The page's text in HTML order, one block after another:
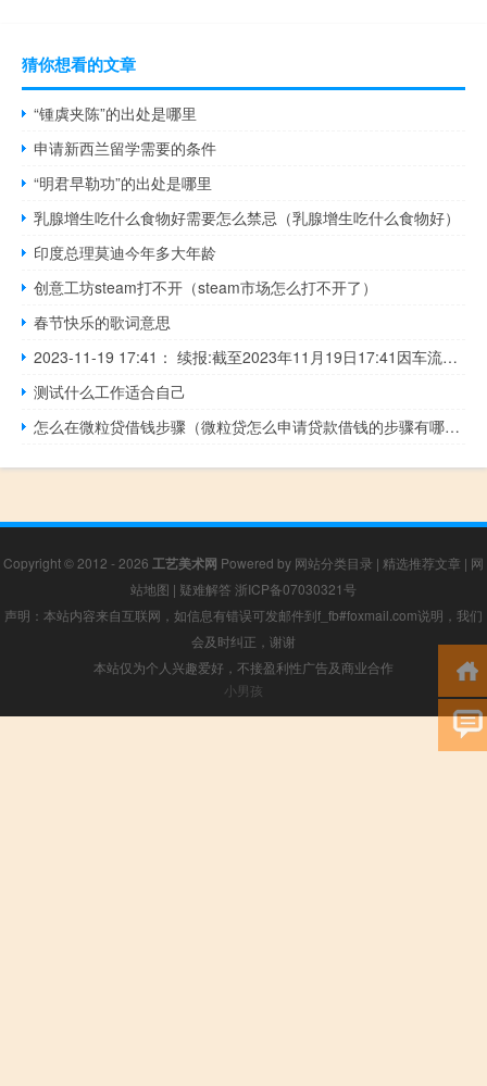
猜你想看的文章
“锺虡夹陈”的出处是哪里
申请新西兰留学需要的条件
“明君早勒功”的出处是哪里
乳腺增生吃什么食物好需要怎么禁忌（乳腺增生吃什么食物好）
印度总理莫迪今年多大年龄
创意工坊steam打不开（steam市场怎么打不开了）
春节快乐的歌词意思
2023-11-19 17:41： 续报:截至2023年11月19日17:41因车流量大连霍高速西宝段咸阳南收费站出入口通行缓慢。 ​​​
测试什么工作适合自己
怎么在微粒贷借钱步骤（微粒贷怎么申请贷款借钱的步骤有哪些）
Copyright © 2012 - 2026 工艺美术网 Powered by 网站分类目录 | 精选推荐文章 | 网
站地图 | 疑难解答 浙ICP备07030321号
声明：本站内容来自互联网，如信息有错误可发邮件到f_fb#foxmail.com说明，我们
会及时纠正，谢谢
本站仅为个人兴趣爱好，不接盈利性广告及商业合作
小男孩